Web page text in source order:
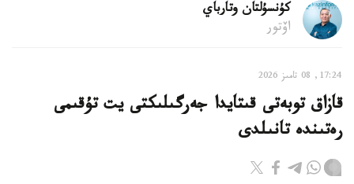
كۇنسۇلتان وتارباي
اۆتور
17:24, 08 تامىز 2026
قازاق توبەتى قىتايدا جەرگىلىكتى يت تۇقىمى
رەتىندە تانىلدى